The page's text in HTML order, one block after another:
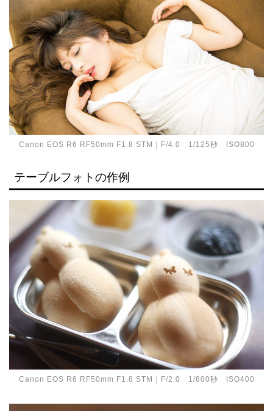
Canon EOS R6 RF50mm F1.8 STM｜F/4.0 1/125秒 ISO800
テーブルフォトの作例
Canon EOS R6 RF50mm F1.8 STM｜F/2.0 1/800秒 ISO400